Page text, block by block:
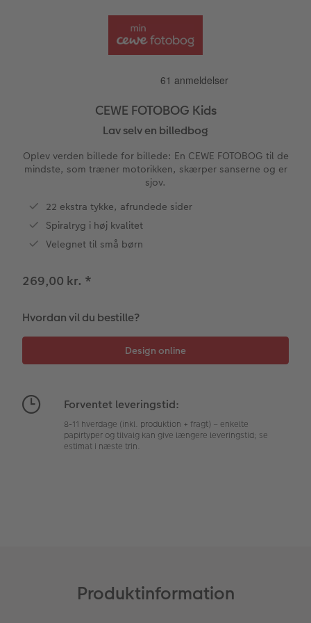
Inspiration
Gratis fotolagring
CEWE FOTOBOG Color pop
Panoramaside
Mindelomme
Forstørrelse på fotopapir
Tilbehør
Engangskamera print
Analoge billeder
Inspiration
Billede på aluminiumsplade
Billede på træ
Fotoplakat med kort
Fotoplakat med plakatliste
Fotocollage
Fotopanel
Velkomstskilt
Talcollage
Inspiration
Tekstiler
Art prints
Fyld-selv gaveæske
Mobilcovers
Kæledyr
Firmagave
Gratis fotolagring
Design selv
Foldekort
Postkort
Kort med fotoindstik
Bordkort
Digitalt festkort
Inspiration
Gaveindpakning
Tilbehør
CEWE FOTOBOG Kids
Lav selv en billedbog
Oplev verden billede for billede: En CEWE FOTOBOG til de
mindste, som træner motorikken, skærper sanserne og er
sjov.
22 ekstra tykke, afrundede sider
Spiralryg i høj kvalitet
Velegnet til små børn
269,00 kr. *
Hvordan vil du bestille?
Forventet leveringstid:
8-11 hverdage (inkl. produktion + fragt) – enkelte
papirtyper og tilvalg kan give længere leveringstid; se
estimat i næste trin.
Produktinformation